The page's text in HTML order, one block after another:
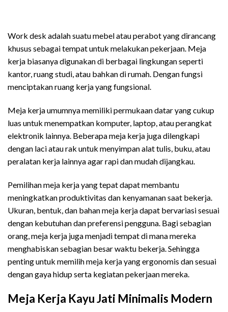
Work desk adalah suatu mebel atau perabot yang dirancang
khusus sebagai tempat untuk melakukan pekerjaan. Meja
kerja biasanya digunakan di berbagai lingkungan seperti
kantor, ruang studi, atau bahkan di rumah. Dengan fungsi
menciptakan ruang kerja yang fungsional.
Meja kerja umumnya memiliki permukaan datar yang cukup
luas untuk menempatkan komputer, laptop, atau perangkat
elektronik lainnya. Beberapa meja kerja juga dilengkapi
dengan laci atau rak untuk menyimpan alat tulis, buku, atau
peralatan kerja lainnya agar rapi dan mudah dijangkau.
Pemilihan meja kerja yang tepat dapat membantu
meningkatkan produktivitas dan kenyamanan saat bekerja.
Ukuran, bentuk, dan bahan meja kerja dapat bervariasi sesuai
dengan kebutuhan dan preferensi pengguna. Bagi sebagian
orang, meja kerja juga menjadi tempat di mana mereka
menghabiskan sebagian besar waktu bekerja. Sehingga
penting untuk memilih meja kerja yang ergonomis dan sesuai
dengan gaya hidup serta kegiatan pekerjaan mereka.
Meja Kerja Kayu Jati Minimalis Modern